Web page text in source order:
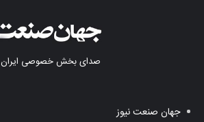
صدای بخش خصوصی ایران
جهان صنعت نیوز